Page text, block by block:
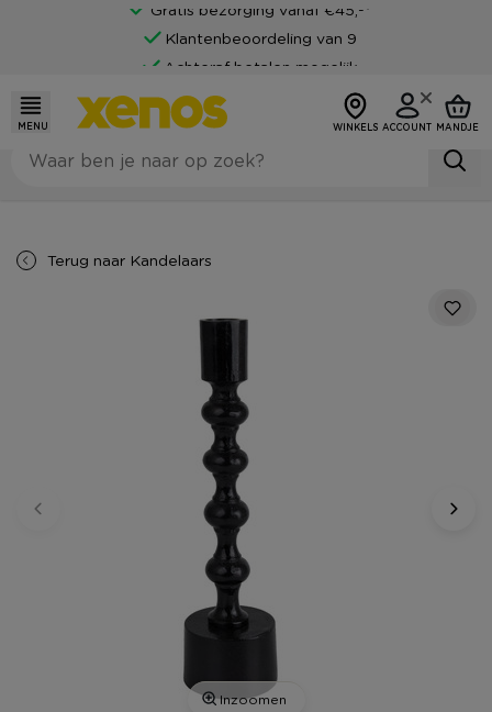
Gratis bezorging vanaf €45,-*
Klantenbeoordeling van 9
Achteraf betalen mogelijk
MENU WINKELS ACCOUNT MANDJE
Terug naar Kandelaars
Inzoomen